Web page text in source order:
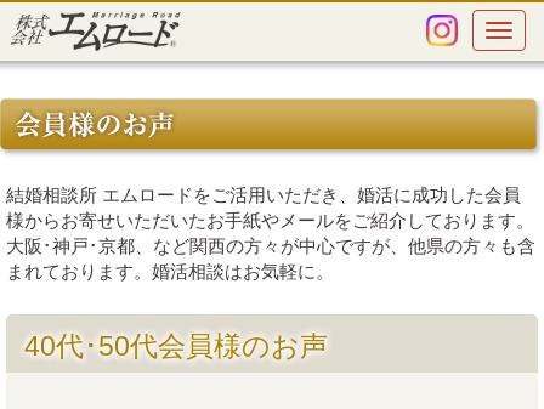
Toggle
結婚相談所 エムロードをご活用いただき、婚活に成功した会員
様からお寄せいただいたお手紙やメールをご紹介しております。
大阪･神戸･京都、など関西の方々が中心ですが、他県の方々も含
まれております。婚活相談はお気軽に。
40代･50代会員様のお声